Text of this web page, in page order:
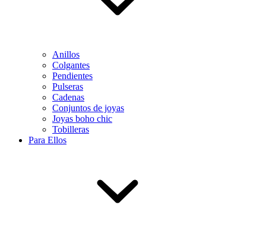
Anillos
Colgantes
Pendientes
Pulseras
Cadenas
Conjuntos de joyas
Joyas boho chic
Tobilleras
Para Ellos